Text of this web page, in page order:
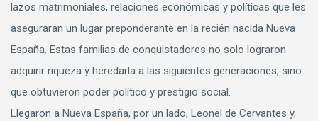
lazos matrimoniales, relaciones económicas y políticas que les
aseguraran un lugar preponderante en la recién nacida Nueva
España. Estas familias de conquistadores no solo lograron
adquirir riqueza y heredarla a las siguientes generaciones, sino
que obtuvieron poder político y prestigio social.
Llegaron a Nueva España, por un lado, Leonel de Cervantes y,